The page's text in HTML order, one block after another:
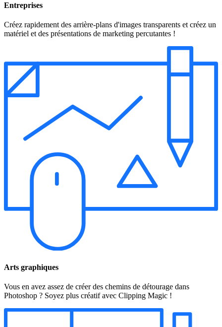
Entreprises
Créez rapidement des arrière-plans d'images transparents et créez un
matériel et des présentations de marketing percutantes !
Arts graphiques
Vous en avez assez de créer des chemins de détourage dans
Photoshop ? Soyez plus créatif avec Clipping Magic !